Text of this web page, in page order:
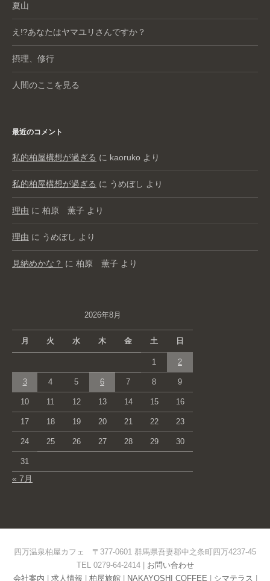
夏山
え!?あなたはヤマユリさんですか？
摂理、修行
人間のここを見る
最近のコメント
私的柏屋構想が過ぎる に kaoruko より
私的柏屋構想が過ぎる に うめぼし より
理由 に 柏原 薫子 より
理由 に うめぼし より
見納めかな？ に 柏原 薫子 より
2026年8月
月 火 水 木 金 土 日
1 2
3 4 5 6 7 8 9
10 11 12 13 14 15 16
17 18 19 20 21 22 23
24 25 26 27 28 29 30
31
« 7月
四万温泉柏屋カフェ 〒377-0601 群馬県吾妻郡中之条町四万4237-45
TEL 0279-64-2414 | お問い合わせ
会社案内
求人情報 柏屋旅館| NAKAYOSHI COFFEE シマテラス